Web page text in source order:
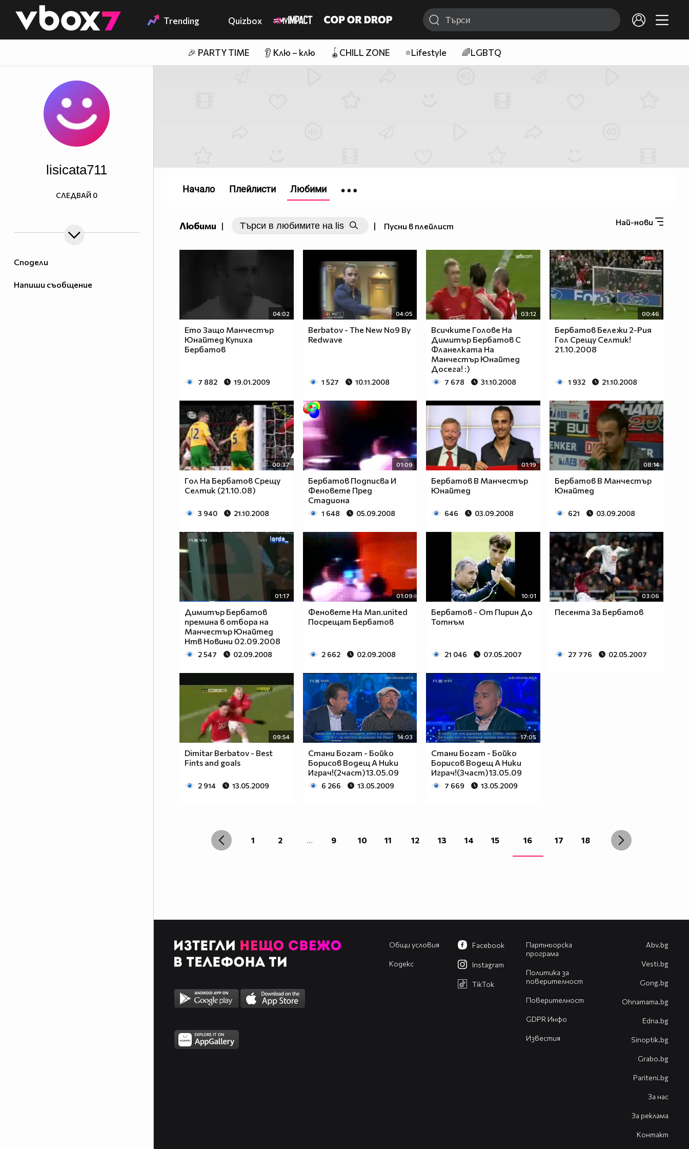
👾 Trending Quizbox
🎉 PARTY TIME 👂 Клю – клю 🪀CHILL ZONE ⭐Lifestyle 🌈LGBTQ
Сподели
Напиши съобщение
lisicata711
СЛЕДВАЙ 0
Любими | | Пусни в плейлист Най-нови
04:02
Ето Защо Манчестър
Юнайтед Купиха
Бербатов
7 882 19.01.2009
04:05
Berbatov - The New No9 By
Redwave
1 527 10.11.2008
03:12
Всичките Голове На
Димитър Бербатов С
Фланелката На
Манчестър Юнайтед
Досега! :)
7 678 31.10.2008
00:46
Бербатов Бележи 2-Рия
Гол Срещу Селтик!
21.10.2008
1 932 21.10.2008
00:37
Гол На Бербатов Срещу
Селтик (21.10.08)
3 940 21.10.2008
01:09
Бербатов Подписва И
Феновете Пред
Стадиона
1 648 05.09.2008
01:19
Бербатов В Манчестър
Юнайтед
646 03.09.2008
08:14
Бербатов В Манчестър
Юнайтед
621 03.09.2008
01:17
Димитър Бербатов
премина в отбора на
Манчестър Юнайтед
Нтв Новини 02.09.2008
2 547 02.09.2008
01:09
Феновете На Man.united
Посрещат Бербатов
2 662 02.09.2008
10:01
Бербатов - От Пирин До
Тотнъм
21 046 07.05.2007
03:06
Песента За Бербатов
27 776 02.05.2007
09:54
Dimitar Berbatov - Best
Fints and goals
2 914 13.05.2009
14:03
Стани Богат - Бойко
Борисов Водещ А Ники
Играч!(2част)13.05.09
6 266 13.05.2009
17:05
Стани Богат - Бойко
Борисов Водещ А Ники
Играч!(3част)13.05.09
7 669 13.05.2009
1 2 ... 9 10 11 12 13 14 15 16 17 18
Начало Плейлисти Любими
Общи условия
Кодекс
Партньорска
програма
Политика за
поверителност
Поверителност
GDPR Инфо
Известия
Facebook
Instagram
TikTok
Abv.bg
Vesti.bg
Gong.bg
Оhnamama.bg
Edna.bg
Sinoptik.bg
Grabo.bg
Pariteni.bg
За нас
За реклама
Контакт